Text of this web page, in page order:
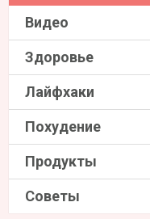
Видео
Здоровье
Лайфхаки
Похудение
Продукты
Советы